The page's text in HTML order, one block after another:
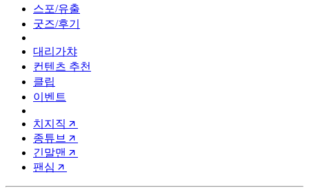
스포/유출
굿즈/후기
대리가챠
컨텐츠 추천
클립
이벤트
치지직
종튜브
긴말맨
팬심